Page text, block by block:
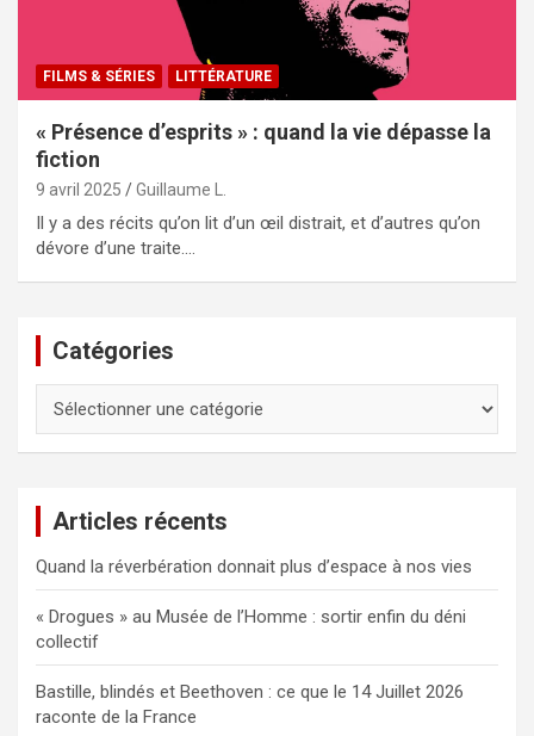
FILMS & SÉRIES LITTÉRATURE
« Présence d’esprits » : quand la vie dépasse la
fiction
9 avril 2025 Guillaume L.
Il y a des récits qu’on lit d’un œil distrait, et d’autres qu’on
dévore d’une traite.…
Catégories
Articles récents
Quand la réverbération donnait plus d’espace à nos vies
« Drogues » au Musée de l’Homme : sortir enfin du déni
collectif
Bastille, blindés et Beethoven : ce que le 14 Juillet 2026
raconte de la France